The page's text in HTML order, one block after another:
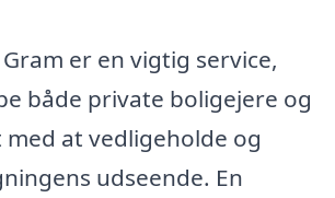
er en vigtig service,
både private boligejere og
at vedligeholde og
udseende. En